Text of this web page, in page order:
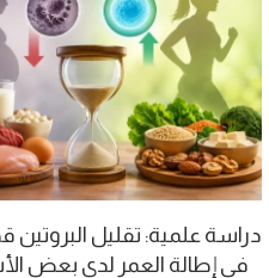
دراسة علمية: تقليل البروتين
في إطالة العمر لدى بعض